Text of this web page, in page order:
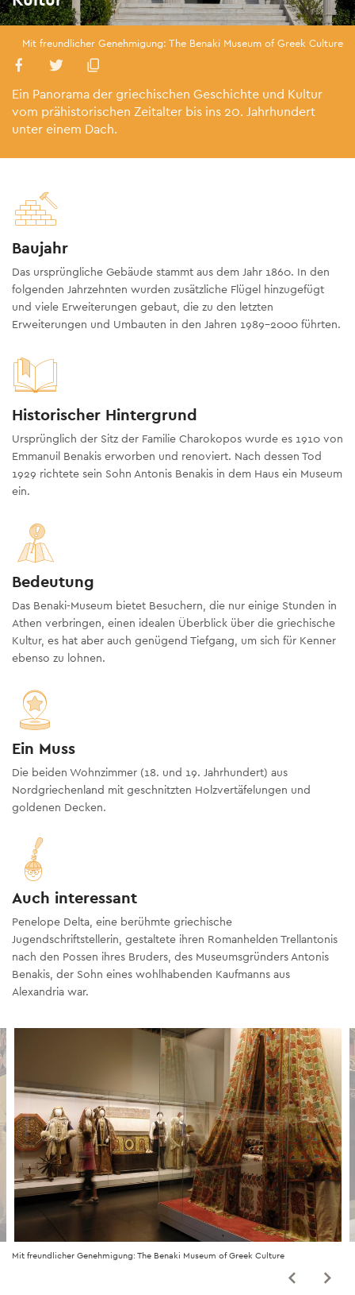
Mit freundlicher Genehmigung: The Benaki Museum of Greek Culture
Ein Panorama der griechischen Geschichte und Kultur
vom prähistorischen Zeitalter bis ins 20. Jahrhundert
unter einem Dach.
Baujahr
Das ursprüngliche Gebäude stammt aus dem Jahr 1860. In den
folgenden Jahrzehnten wurden zusätzliche Flügel hinzugefügt
und viele Erweiterungen gebaut, die zu den letzten
Erweiterungen und Umbauten in den Jahren 1989-2000 führten.
Historischer Hintergrund
Ursprünglich der Sitz der Familie Charokopos wurde es 1910 von
Emmanuil Benakis erworben und renoviert. Nach dessen Tod
1929 richtete sein Sohn Antonis Benakis in dem Haus ein Museum
ein.
Bedeutung
Das Benaki-Museum bietet Besuchern, die nur einige Stunden in
Athen verbringen, einen idealen Überblick über die griechische
Kultur, es hat aber auch genügend Tiefgang, um sich für Kenner
ebenso zu lohnen.
Ein Muss
Die beiden Wohnzimmer (18. und 19. Jahrhundert) aus
Nordgriechenland mit geschnitzten Holzvertäfelungen und
goldenen Decken.
Auch interessant
Penelope Delta, eine berühmte griechische
Jugendschriftstellerin, gestaltete ihren Romanhelden Trellantonis
nach den Possen ihres Bruders, des Museumsgründers Antonis
Benakis, der Sohn eines wohlhabenden Kaufmanns aus
Alexandria war.
Mit freundlicher Genehmigung: The Benaki Museum of Greek Culture